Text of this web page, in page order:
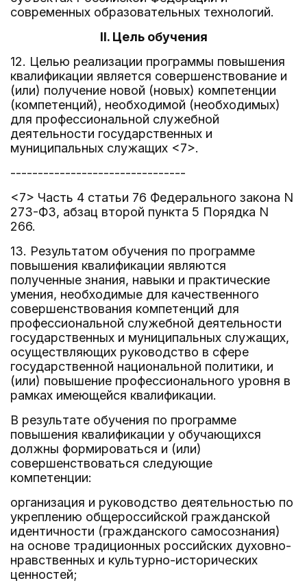
современных образовательных технологий.
II. Цель обучения
12. Целью реализации программы повышения
квалификации является совершенствование и
(или) получение новой (новых) компетенции
(компетенций), необходимой (необходимых)
для профессиональной служебной
деятельности государственных и
муниципальных служащих <7>.
--------------------------------
<7> Часть 4 статьи 76 Федерального закона N
273-ФЗ, абзац второй пункта 5 Порядка N
266.
13. Результатом обучения по программе
повышения квалификации являются
полученные знания, навыки и практические
умения, необходимые для качественного
совершенствования компетенций для
профессиональной служебной деятельности
государственных и муниципальных служащих,
осуществляющих руководство в сфере
государственной национальной политики, и
(или) повышение профессионального уровня в
рамках имеющейся квалификации.
В результате обучения по программе
повышения квалификации у обучающихся
должны формироваться и (или)
совершенствоваться следующие
компетенции:
организация и руководство деятельностью по
укреплению общероссийской гражданской
идентичности (гражданского самосознания)
на основе традиционных российских духовно-
нравственных и культурно-исторических
ценностей;